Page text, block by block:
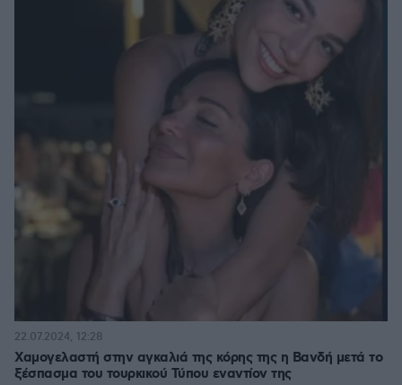
Χαμογελαστή στην αγκαλιά της κόρης της η Βανδή μετά το
ξέσπασμα του τουρκικού Τύπου εναντίον της
22.07.2024, 12:28